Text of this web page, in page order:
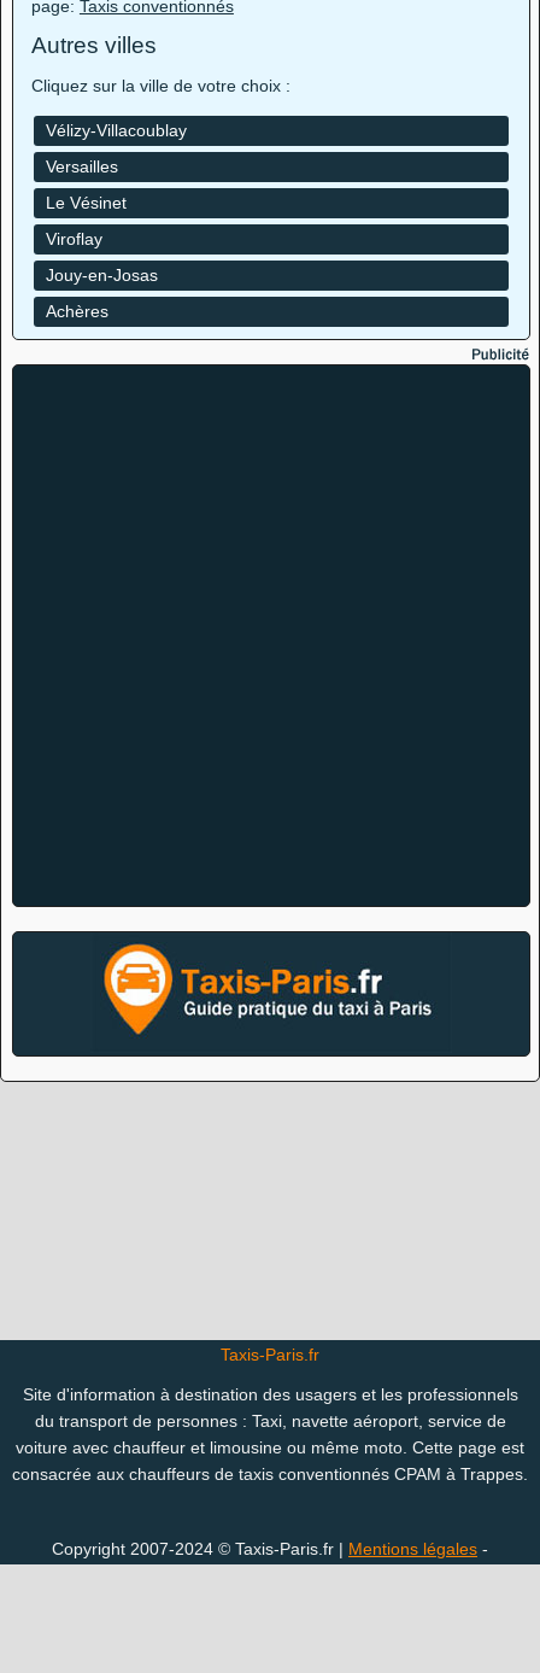
page: Taxis conventionnés
Autres villes
Cliquez sur la ville de votre choix :
Vélizy-Villacoublay
Versailles
Le Vésinet
Viroflay
Jouy-en-Josas
Achères
Taxis-Paris.fr
Site d'information à destination des usagers et les professionnels
du transport de personnes : Taxi, navette aéroport, service de
voiture avec chauffeur et limousine ou même moto. Cette page est
consacrée aux chauffeurs de taxis conventionnés CPAM à Trappes.
Copyright 2007-2024 © Taxis-Paris.fr | Mentions légales -